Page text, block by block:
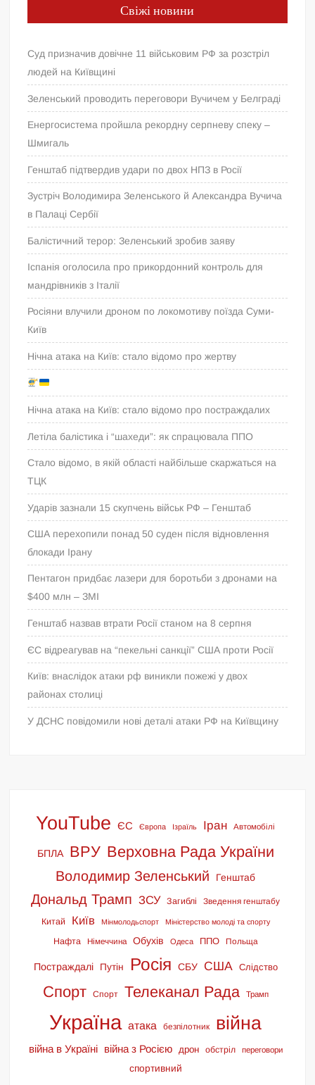
Свіжі новини
Суд призначив довічне 11 військовим РФ за розстріл
людей на Київщині
Зеленський проводить переговори Вучичем у Белграді
Енергосистема пройшла рекордну серпневу спеку –
Шмигаль
Генштаб підтвердив удари по двох НПЗ в Росії
Зустріч Володимира Зеленського й Александра Вучича
в Палаці Сербії
Балістичний терор: Зеленський зробив заяву
Іспанія оголосила про прикордонний контроль для
мандрівників з Італії
Росіяни влучили дроном по локомотиву поїзда Суми-
Київ
Нічна атака на Київ: стало відомо про жертву
Нічна атака на Київ: стало відомо про постраждалих
Летіла балістика і “шахеди”: як спрацювала ППО
Стало відомо, в якій області найбільше скаржаться на
ТЦК
Ударів зазнали 15 скупчень військ РФ – Генштаб
США перехопили понад 50 суден після відновлення
блокади Ірану
Пентагон придбає лазери для боротьби з дронами на
$400 млн – ЗМІ
Генштаб назвав втрати Росії станом на 8 серпня
ЄС відреагував на “пекельні санкції” США проти Росії
Київ: внаслідок атаки рф виникли пожежі у двох
районах столиці
У ДСНС повідомили нові деталі атаки РФ на Київщину
YouTube ЄС Європа Ізраїль Іран Автомобілі
БПЛА ВРУ Верховна Рада України
Володимир Зеленський Генштаб
Дональд Трамп ЗСУ Загиблі Зведення генштабу
Китай Київ Мінмолодьспорт Міністерство молоді та спорту
Нафта Німеччина Обухів Одеса ППО Польща
Постраждалі Путін Росія СБУ США Слідство
Спорт Спорт Телеканал Рада Трамп
Україна атака безпілотник війна
війна в Україні війна з Росією дрон обстріл переговори
спортивний